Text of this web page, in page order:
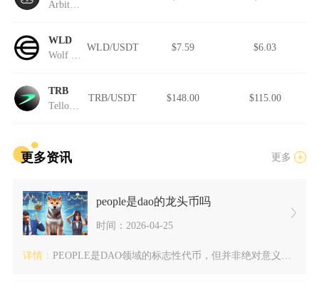
WLD
WLD/USDT $7.59 $6.03
TRB
TRB/USDT $148.00 $115.00
更多资讯 更多
people是dao的龙头币吗
时间：2026-04-25
详情： PEOPLE是DAO领域的标志性代币，但并非绝对意义上的唯一...